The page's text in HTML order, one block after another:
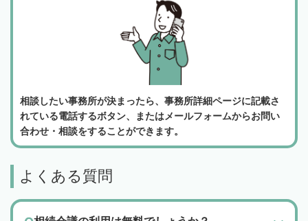
相談したい事務所が決まったら、事務所詳細ページに記載さ
れている電話するボタン、またはメールフォームからお問い
合わせ・相談をすることができます。
よくある質問